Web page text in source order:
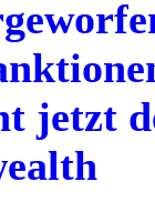
jetzt